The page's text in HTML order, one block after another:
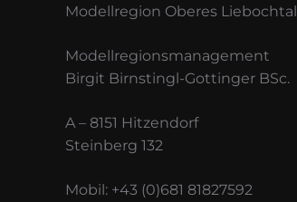
Modellregion Oberes Liebochtal
Modellregionsmanagement
Birgit Birnstingl-Gottinger BSc.
A – 8151 Hitzendorf
Steinberg 132
Mobil: +43 (0)681 81827592